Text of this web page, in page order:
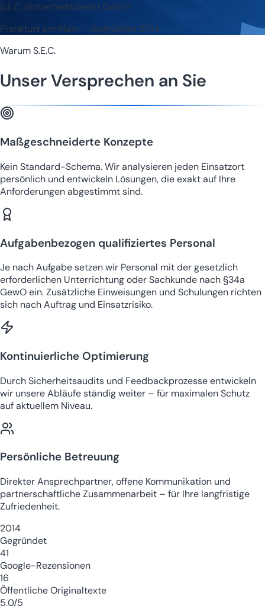
S.E.C. Sicherheitsdienst GmbH
Frankfurt am Main – Gegründet 2014
Warum S.E.C.
Unser Versprechen an Sie
Maßgeschneiderte Konzepte
Kein Standard-Schema. Wir analysieren jeden Einsatzort
persönlich und entwickeln Lösungen, die exakt auf Ihre
Anforderungen abgestimmt sind.
Aufgabenbezogen qualifiziertes Personal
Je nach Aufgabe setzen wir Personal mit der gesetzlich
erforderlichen Unterrichtung oder Sachkunde nach §34a
GewO ein. Zusätzliche Einweisungen und Schulungen richten
sich nach Auftrag und Einsatzrisiko.
Kontinuierliche Optimierung
Durch Sicherheitsaudits und Feedbackprozesse entwickeln
wir unsere Abläufe ständig weiter – für maximalen Schutz
auf aktuellem Niveau.
Persönliche Betreuung
Direkter Ansprechpartner, offene Kommunikation und
partnerschaftliche Zusammenarbeit – für Ihre langfristige
Zufriedenheit.
2014
Gegründet
41
Google-Rezensionen
16
Öffentliche Originaltexte
5,0/5